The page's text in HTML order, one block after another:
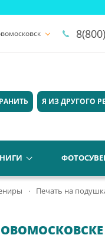
Я ИЗ ДРУГОГО
Печать на